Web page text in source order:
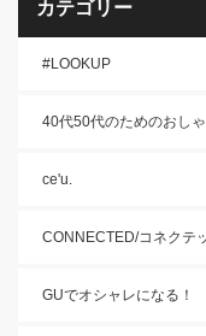
カテゴリー
#LOOKUP
40代50代のためのおし
ce'u.
CONNECTED/コネクテ
GUでオシャレになる！